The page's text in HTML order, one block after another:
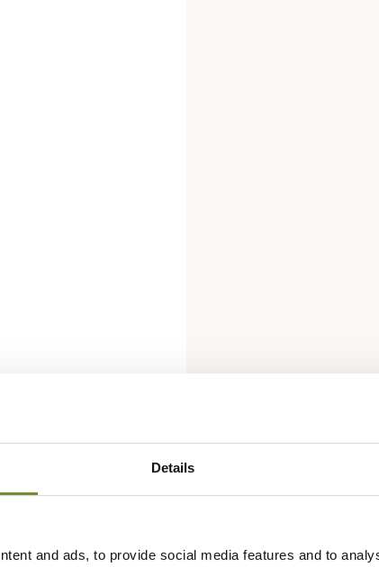
Details
and ads, to provide social media features and to